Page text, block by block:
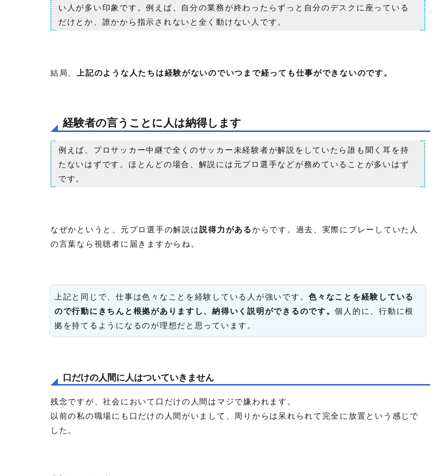
い人が多い印象です。例えば、自分の業務が終わったらずっと自分のデスクに座っている
だけとか、誰かから指示されないと全く動けない人です。
結局、 上記のような人たちは経験がないのでいつまで経っても仕事ができないのです。
経験者の言うことに人は納得します
例えば、プロサッカー中継で全くのサッカー未経験者が解説をしていたら誰も聞く耳を持
たないはずです。ほとんどの場合、解説には元プロ選手などが務めていることが多いはず
です。
なぜかというと、元プロ選手の解説は説得力があるからです。過去、実際にプレーしていた人
の言葉なら視聴者に届きますからね。
上記と同じで、仕事は色々なことを経験している人が強いです。色々なことを経験している
ので行動にきちんと根拠がありますし、納得いく説明ができるのです。個人的に、行動に根
拠を持てるようになるのが理想だと思っています。
口だけの人間に人はついていきません
残念ですが、社会において口だけの人間はマジで嫌われます。
以前の私の職場にも口だけの人間がいまして、周りからは呆れられて完全に放置という感じで
した。